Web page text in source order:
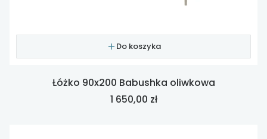
Do koszyka
Łóżko 90x200 Babushka oliwkowa
Cena
1 650,00 zł